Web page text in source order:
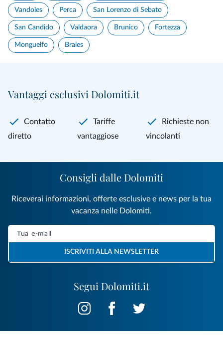
Vandoies Perca San Lorenzo di Sebato
San Candido Valdaora Brunico Fortezza
Monguelfo Braies
Vantaggi esclusivi Dolomiti.it
Contatto
diretto
Tariffe
vantaggiose
Richieste non
vincolanti
Segui Dolomiti.it
Consigli dalle Dolomiti
Riceverai informazioni, offerte esclusive e news per la tua
vacanza nelle Dolomiti.
ISCRIVITI ALLA NEWSLETTER